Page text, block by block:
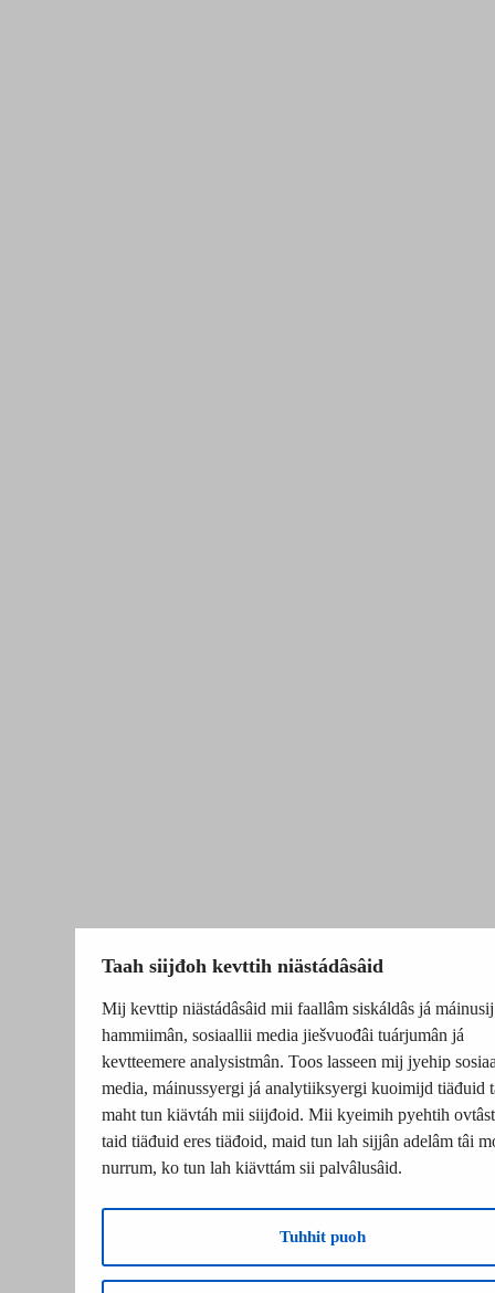
Taah siijđoh kevttih niästádâsâid
Mij kevttip niästádâsâid mii faallâm siskáldâs já máinusij
hammiimân, sosiaallii media jiešvuođâi tuárjumân já
kevtteemere analysistmân. Toos lasseen mij jyehip
media, máinussyergi já analytiiksyergi kuoimijd tiäđuid
maht tun kiävtáh mii siijđoid. Mii kyeimih pyehtih
taid tiäđuid eres tiäđoid, maid tun lah sijjân adelâm tâi
nurrum, ko tun lah kiävttám sii palvâlusâid.
Tuhhit puoh